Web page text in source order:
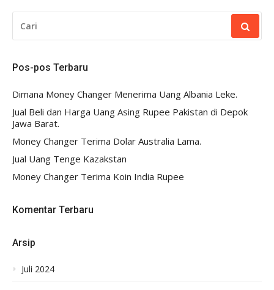
UNTUK:
Pos-pos Terbaru
Dimana Money Changer Menerima Uang Albania Leke.
Jual Beli dan Harga Uang Asing Rupee Pakistan di Depok
Jawa Barat.
Money Changer Terima Dolar Australia Lama.
Jual Uang Tenge Kazakstan
Money Changer Terima Koin India Rupee
Komentar Terbaru
Arsip
Juli 2024